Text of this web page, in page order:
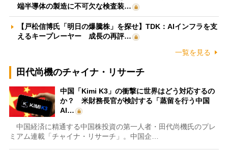
端半導体の製造に不可欠な検査装…
【戸松信博氏「明日の爆騰株」を探せ】TDK：AIインフラを支
えるキープレーヤー 成長の再評…
一覧を見る
田代尚機のチャイナ・リサーチ
中国「Kimi K3」の衝撃に世界はどう対応するの
か？ 米財務長官が検討する「蒸留を行う中国
AI…
中国経済に精通する中国株投資の第一人者・田代尚機氏のプレ
ミアム連載「チャイナ・リサーチ」。中国企…